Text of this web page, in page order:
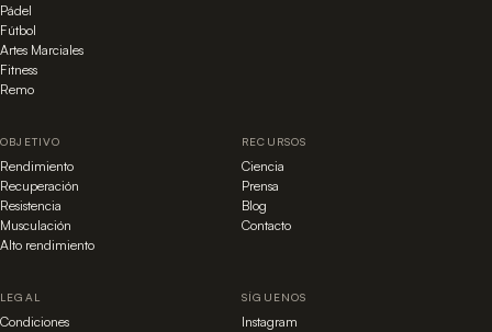
Pádel
Fútbol
Artes Marciales
Fitness
Remo
OBJETIVO
Rendimiento
Recuperación
Resistencia
Musculación
Alto rendimiento
RECURSOS
Ciencia
Prensa
Blog
Contacto
LEGAL
Condiciones
SÍGUENOS
Instagram